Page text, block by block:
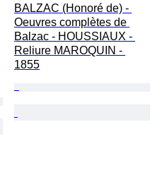
BALZAC (Honoré de) -
Oeuvres complètes de
Balzac - HOUSSIAUX -
Reliure MAROQUIN -
1855